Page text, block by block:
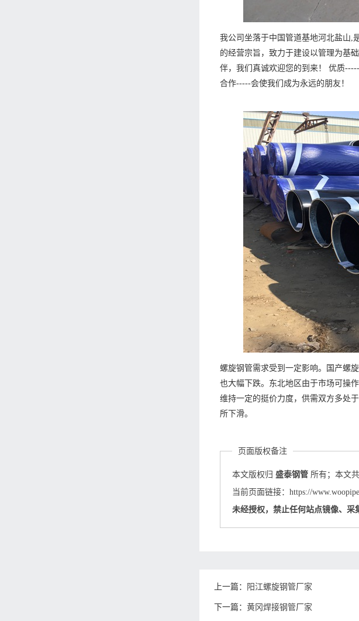
我公司坐落于中国管道基地河北盐山,
的经营宗旨，致力于建设以管理为基
伴，我们真诚欢迎您的到来！ 优质
合作-----会使我们成为永远的朋友！
螺旋钢管需求受到一定影响。国产螺
也大幅下跌。东北地区由于市场可操
维持一定的挺价力度，供需双方多处
所下滑。
页面版权备注
本文版权归盛泰钢管 所有；本文
当前页面链接：https://
未经授权，禁止任何站点镜像、采
上一篇： 阳江螺旋钢管厂家
下一篇：黄冈焊接钢管厂家